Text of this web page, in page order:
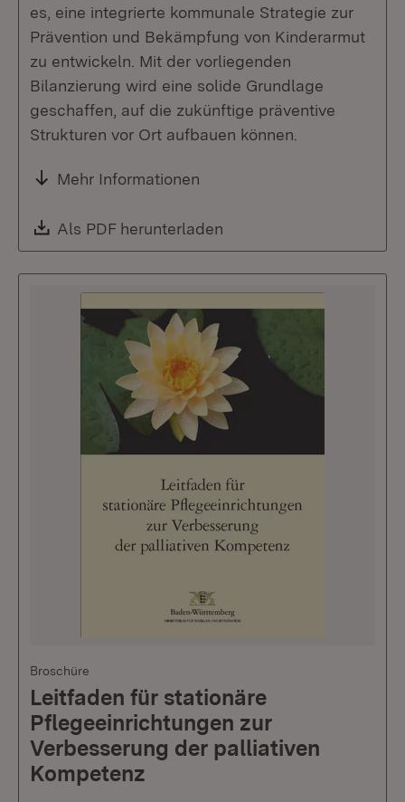
es, eine integrierte kommunale Strategie zur
Prävention und Bekämpfung von Kinderarmut
zu entwickeln. Mit der vorliegenden
Bilanzierung wird eine solide Grundlage
geschaffen, auf die zukünftige präventive
Strukturen vor Ort aufbauen können.
Mehr Informationen
Download:
Als PDF herunterladen
Broschüre
Leitfaden für stationäre
Pflegeeinrichtungen zur
Verbesserung der palliativen
Kompetenz